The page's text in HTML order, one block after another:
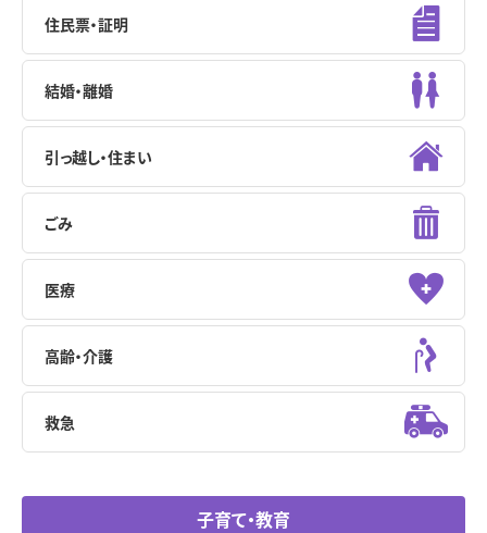
住民票・証明
結婚・離婚
引っ越し・住まい
ごみ
医療
高齢・介護
救急
子育て・教育